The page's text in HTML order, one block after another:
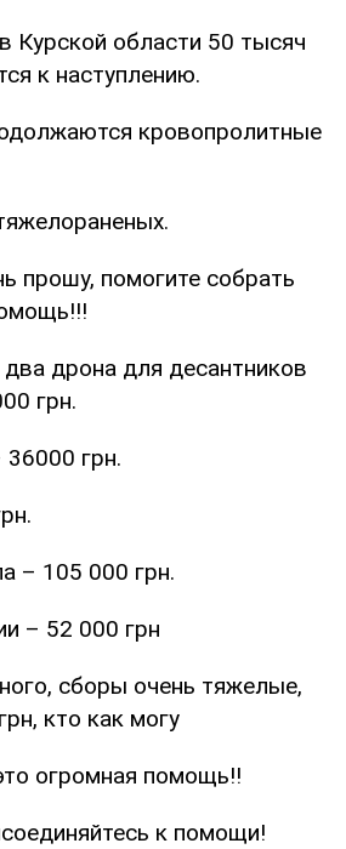
Курской области 50 тысяч
к наступлению.
кровопролитные
прошу, помогите собрать
дрона для десантников
грн.
грн.
– 105 000 грн.
– 52 000 грн
сборы очень тяжелые,
кто как могу
огромная помощь!!
к помощи!